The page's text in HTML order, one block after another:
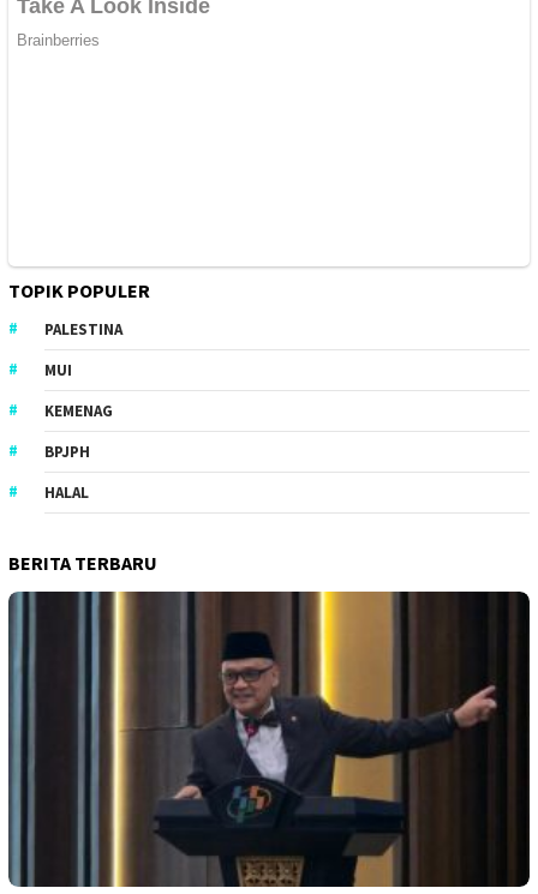
TOPIK POPULER
PALESTINA
MUI
KEMENAG
BPJPH
HALAL
BERITA TERBARU